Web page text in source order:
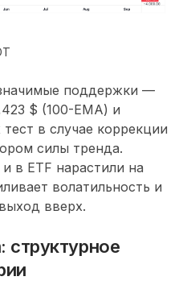
поддержки —
$ (100-EMA) и
в случае коррекции
силы тренда.
в ETF нарастили на
волатильность и
вверх.
структурное